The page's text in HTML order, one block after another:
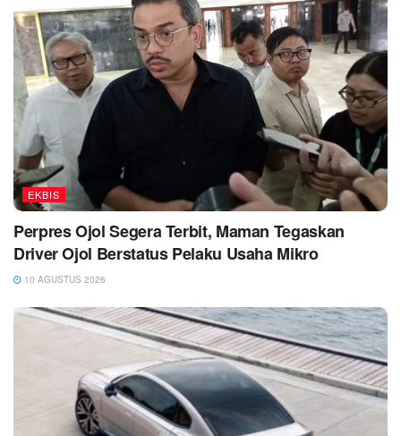
EKBIS
Perpres Ojol Segera Terbit, Maman Tegaskan
Driver Ojol Berstatus Pelaku Usaha Mikro
10 AGUSTUS 2026